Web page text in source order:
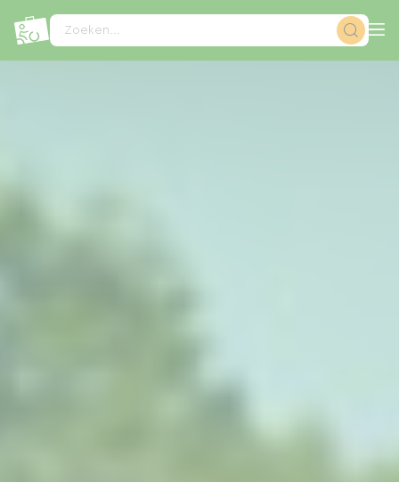
Zoeken...
Cookies beheer paneel